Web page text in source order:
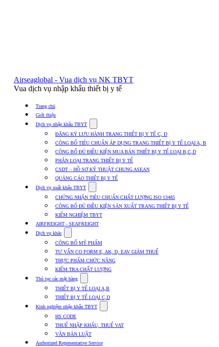
Airseaglobal - Vua dịch vụ NK TBYT
Vua dịch vụ nhập khẩu thiết bị y tế
Trang chủ
Giới thiệu
Dịch vụ nhập khẩu TBYT
submenu
for
Dịch
vụ
nhập
khẩu
TBYT
ĐĂNG KÝ LƯU HÀNH TRANG THIẾT BỊ Y TẾ C, D
CÔNG BỐ TIÊU CHUẨN ÁP DỤNG TRANG THIẾT BỊ Y TẾ LOẠI A, B
CÔNG BỐ ĐỦ ĐIỀU KIỆN MUA BÁN THIẾT BỊ Y TẾ LOẠI B,C,D
PHÂN LOẠI TRANG THIẾT BỊ Y TẾ
CSDT – HỒ SƠ KỸ THUẬT CHUNG ASEAN
QUẢNG CÁO THIẾT BỊ Y TẾ
Dịch vụ xuất khẩu TBYT
submenu
for
Dịch
vụ
xuất
TBYT
CHỨNG NHẬN TIÊU CHUẨN CHẤT LƯỢNG ISO 13485
CÔNG BỐ ĐỦ ĐIỀU KIỆN SẢN XUẤT TRANG THIẾT BỊ Y TẾ
KIỂM NGHIỆM TBYT
AIRFREIGHT - SEAFREIGHT
Dịch vụ khác
submenu
for
Dịch
vụ
khác
CÔNG BỐ MỸ PHẨM
TƯ VẤN CO FORM E, AK, D, EAV GIẢM THUẾ
THỰC PHẨM CHỨC NĂNG
KIỂM TRA CHẤT LƯỢNG
Thủ tục các mặt hàng
submenu
for
Thủ
tục
mặt
hàng
THIẾT BỊ Y TẾ LOẠI A,B
THIẾT BỊ Y TẾ LOẠI C,D
Kinh nghiệm nhập khẩu TBYT
submenu
Kinh
HS CODE
THUẾ NHẬP KHẨU, THUẾ VAT
VĂN BẢN LUẬT
Authorized Representative Service